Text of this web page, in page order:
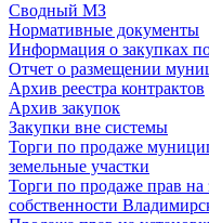
Сводный МЗ
Нормативные документы
Информация о закупках
Отчет о размещении
Архив реестра контрактов
Архив закупок
Закупки вне системы
Торги по продаже
земельные участки
Торги по продаже прав на
собственности